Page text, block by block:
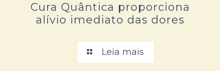
Cura Quântica proporciona
alívio imediato das dores
Leia mais